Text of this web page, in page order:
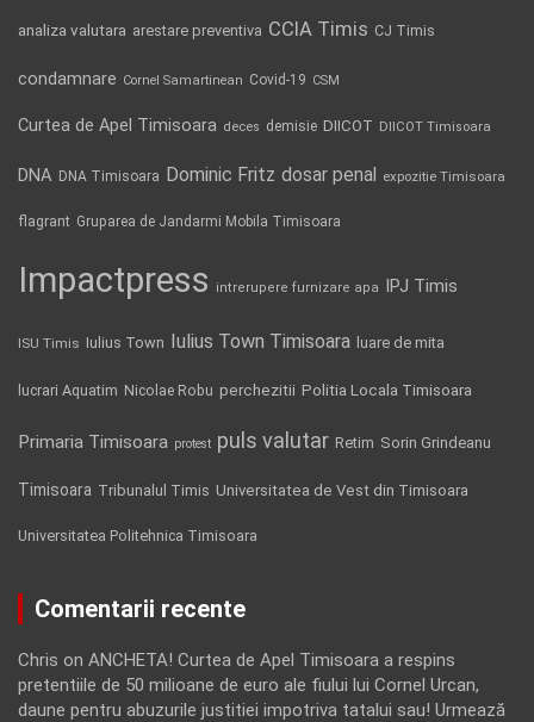
analiza valutara arestare preventiva CCIA Timis CJ Timis
condamnare Cornel Samartinean Covid-19 CSM
Curtea de Apel Timisoara deces demisie DIICOT DIICOT Timisoara
DNA DNA Timisoara Dominic Fritz dosar penal expozitie Timisoara
flagrant Gruparea de Jandarmi Mobila Timisoara
Impactpress intrerupere furnizare apa IPJ Timis
ISU Timis Iulius Town Iulius Town Timisoara luare de mita
lucrari Aquatim Nicolae Robu perchezitii Politia Locala Timisoara
Primaria Timisoara protest puls valutar Retim Sorin Grindeanu
Timisoara Tribunalul Timis Universitatea de Vest din Timisoara
Universitatea Politehnica Timisoara
Comentarii recente
Chris on ANCHETA! Curtea de Apel Timisoara a respins
pretentiile de 50 milioane de euro ale fiului lui Cornel Urcan,
daune pentru abuzurile justitiei impotriva tatalui sau! Urmează